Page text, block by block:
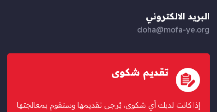
البريد الالكتروني
doha@mofa-ye.org
تقديم شكوى
إذا كانت لديك أي شكوى، يُرجى تقديمها وسنقوم بمعالجتها